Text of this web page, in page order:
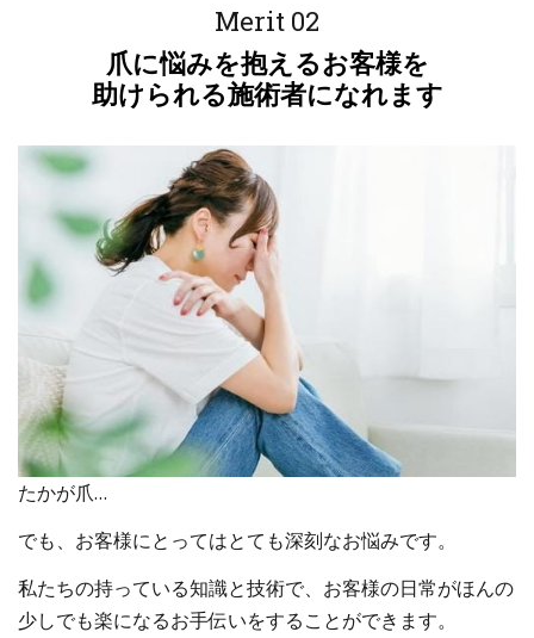
Merit 02
爪に悩みを抱えるお客様を
助けられる施術者になれます
たかが爪…
でも、お客様にとってはとても深刻なお悩みです。
私たちの持っている知識と技術で、お客様の日常がほんの
少しでも楽になるお手伝いをすることができます。